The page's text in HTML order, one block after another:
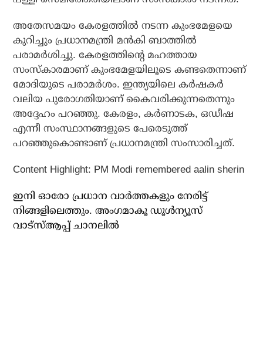
അതേസമയം കേരളത്തില്‍ നടന്ന കുംഭമേളയെ
കുറിച്ചും പ്രധാനമന്ത്രി മന്‍കി ബാത്തില്‍
പരാമര്‍ശിച്ചു. കേരളത്തിന്റെ മഹത്തായ
സംസ്‌കാരമാണ് കുംഭമേളയിലൂടെ കണ്ടതെന്നാണ്
മോദിയുടെ പരാമര്‍ശം. ഇന്ത്യയിലെ കര്‍ഷകര്‍
വലിയ പുരോഗതിയാണ് കൈവരിക്കുന്നതെന്നും
അദ്ദേഹം പറഞ്ഞു. കേരളം, കര്‍ണാടക, ഒഡീഷ
എന്നീ സംസ്ഥാനങ്ങളുടെ പേരെടുത്ത്
പറഞ്ഞുകൊണ്ടാണ് പ്രധാനമന്ത്രി സംസാരിച്ചത്.
Content Highlight: PM Modi remembered aalin sherin
ഇനി ഓരോ പ്രധാന വാർത്തകളും നേരിട്ട്
നിങ്ങളിലെത്തും. അം​ഗമാകൂ ഡൂൾന്യൂസ്
വാട്സ്ആപ്പ് ചാനലിൽ